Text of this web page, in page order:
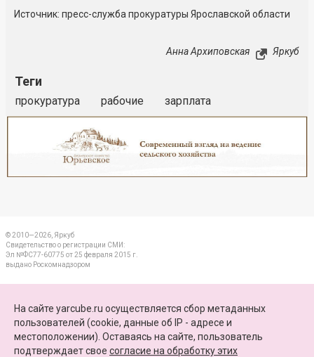
Источник: пресс-служба прокуратуры Ярославской области
Анна Архиповская Яркуб
Теги
прокуратура рабочие зарплата
© 2010—2026, Яркуб
Свидетельство о регистрации СМИ:
Эл №ФС77-60775 от 25 февраля 2015 г.
выдано Роскомнадзором
ПАРТНЕРЫ
КАРТА САЙТА
На сайте yarcube.ru осуществляется сбор метаданных
пользователей (cookie, данные об IP - адресе и
местоположении). Оставаясь на сайте, пользователь
подтверждает свое согласие на обработку этих